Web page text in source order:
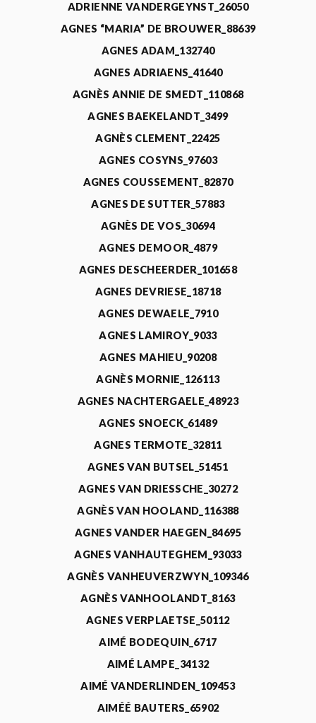
ADRIENNE VANDERGEYNST_26050
AGNES “MARIA” DE BROUWER_88639
AGNES ADAM_132740
AGNES ADRIAENS_41640
AGNÈS ANNIE DE SMEDT_110868
AGNES BAEKELANDT_3499
AGNÈS CLEMENT_22425
AGNES COSYNS_97603
AGNES COUSSEMENT_82870
AGNES DE SUTTER_57883
AGNÈS DE VOS_30694
AGNES DEMOOR_4879
AGNES DESCHEERDER_101658
AGNES DEVRIESE_18718
AGNES DEWAELE_7910
AGNES LAMIROY_9033
AGNES MAHIEU_90208
AGNÈS MORNIE_126113
AGNES NACHTERGAELE_48923
AGNES SNOECK_61489
AGNES TERMOTE_32811
AGNES VAN BUTSEL_51451
AGNES VAN DRIESSCHE_30272
AGNÈS VAN HOOLAND_116388
AGNES VANDER HAEGEN_84695
AGNES VANHAUTEGHEM_93033
AGNÈS VANHEUVERZWYN_109346
AGNÈS VANHOOLANDT_8163
AGNES VERPLAETSE_50112
AIMÉ BODEQUIN_6717
AIMÉ LAMPE_34132
AIMÉ VANDERLINDEN_109453
AIMÉÉ BAUTERS_65902